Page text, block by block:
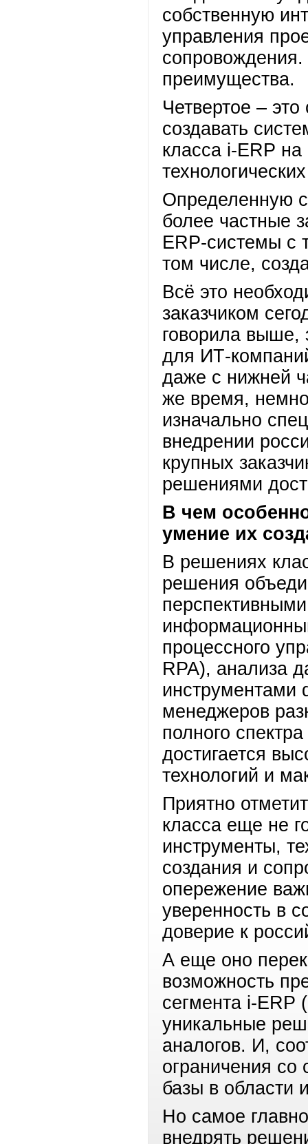
собственную
управления
преимущества.
Четвертое –
создавать
класса i-ERP
Определенную
более частные
ERP-системы
том числе,
Всё это
заказчиком
говорила выше,
для ИТ-
даже с нижней
же время,
изначально
внедрении
крупных
решениями
В чем
умение их
В решениях
решения
процессного
RPA), анализа
инструментами
менеджеров
полного
достигается
технологий и
Приятно
класса еще не
инструменты,
создания и
опережение
уверенность в
доверие к
А еще оно
возможность
сегмента i-ERP
уникальные
аналогов. И,
ограничения со
базы в области
Но самое
внедрять